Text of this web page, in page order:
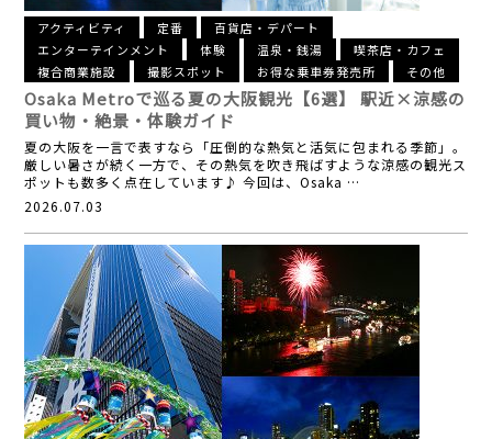
アクティビティ 定番
百貨店・デパート
エンターテインメント
体験 温泉・銭湯
喫茶店・カフェ
複合商業施設
撮影スポット お得な乗車券発売所 その他
Osaka Metroで巡る夏の大阪観光【6選】
駅近×涼感の
買い物・絶景・体験ガイド
夏の大阪を一言で表すなら「圧倒的な熱気と活気に包まれる季節」。
厳しい暑さが続く一方で、その熱気を吹き飛ばすような涼感の観光ス
ポットも数多く点在しています♪ 今回は、Osaka …
2026.07.03